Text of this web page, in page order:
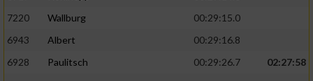
7220
Wallburg
00:29:15.0
6943
Albert
00:29:16.8
6928
Paulitsch 00:29:26.7
02:27:58